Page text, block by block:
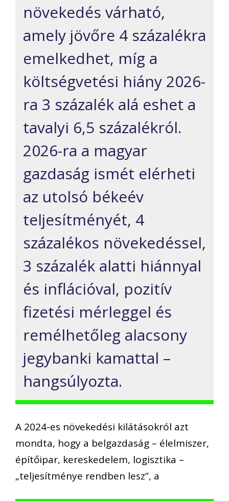
növekedés várható,
amely jövőre 4 százalékra
emelkedhet, míg a
költségvetési hiány 2026-
ra 3 százalék alá eshet a
tavalyi 6,5 százalékról.
2026-ra a magyar
gazdaság ismét elérheti
az utolsó békeév
teljesítményét, 4
százalékos növekedéssel,
3 százalék alatti hiánnyal
és inflációval, pozitív
fizetési mérleggel és
remélhetőleg alacsony
jegybanki kamattal –
hangsúlyozta.
A 2024-es növekedési kilátásokról azt
mondta, hogy a belgazdaság – élelmiszer,
építőipar, kereskedelem, logisztika –
„teljesítménye rendben lesz”, a